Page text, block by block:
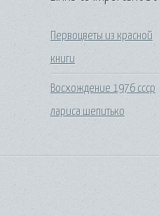
Первоцветы из красной
книги
Восхождение 1976 ссср
лариса шепитько